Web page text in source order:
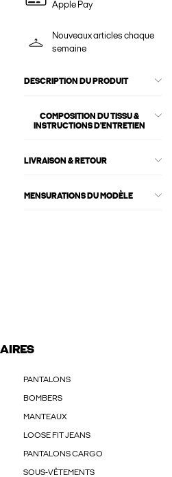
Apple Pay
Nouveaux articles chaque
semaine
DESCRIPTION DU PRODUIT
COMPOSITION DU TISSU &
INSTRUCTIONS D'ENTRETIEN
LIVRAISON & RETOUR
MENSURATIONS DU MODÈLE
PANTALONS
BOMBERS
MANTEAUX
LOOSE FIT JEANS
PANTALONS CARGO
SOUS-VÊTEMENTS